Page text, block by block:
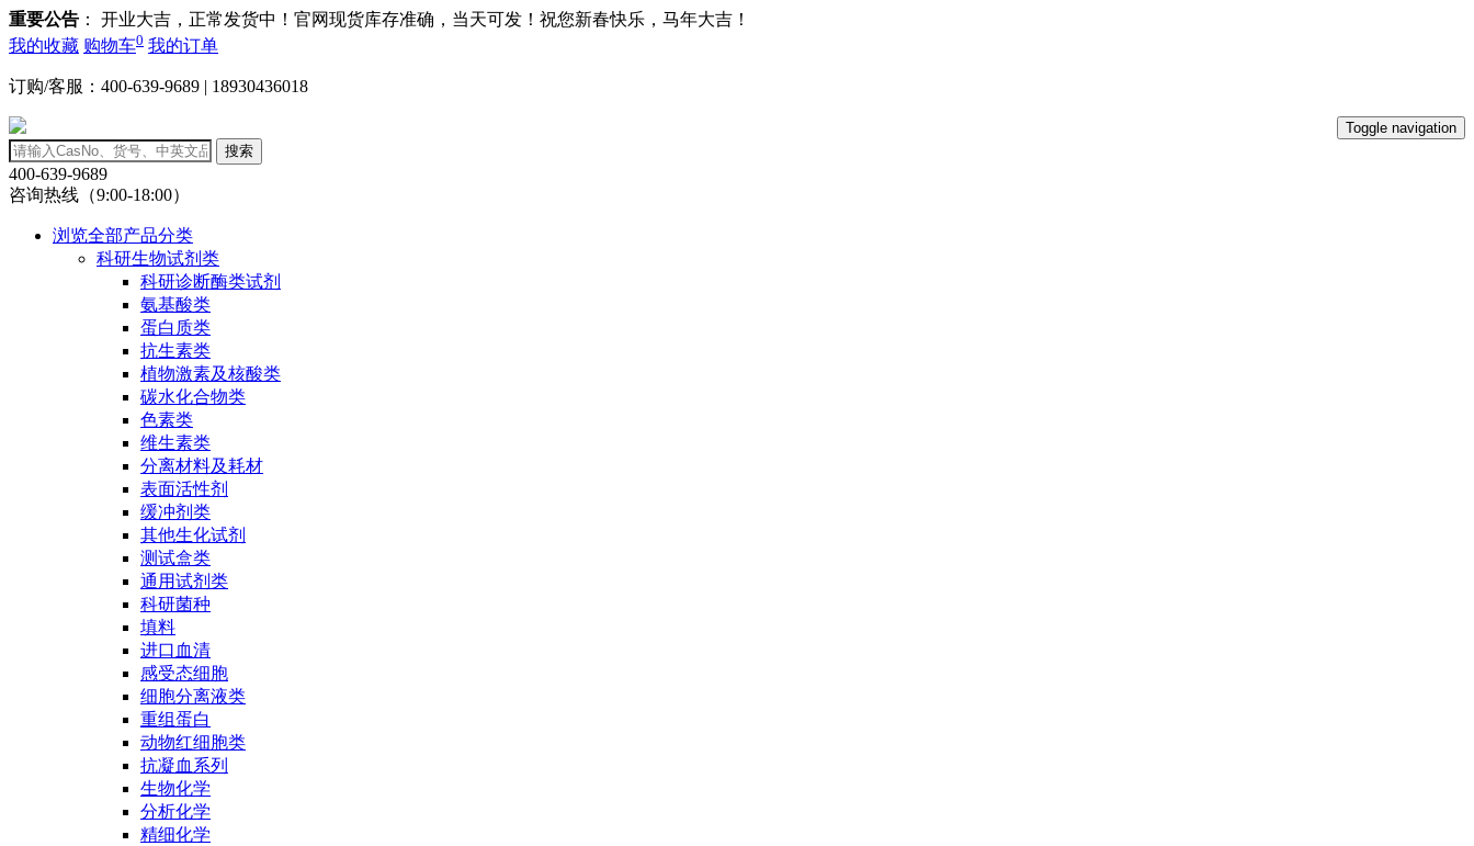
重要公告 ： 开业大吉，正常发货中！官网现货库存准确，当天可发！祝您新春快乐，马年大吉！
我的收藏 购物车0 我的订单
订购/客服：400-639-9689 | 18930436018
Toggle navigation
搜索
400-639-9689
咨询热线（9:00-18:00）
浏览全部产品分类
科研生物试剂类
科研诊断酶类试剂
氨基酸类
蛋白质类
抗生素类
植物激素及核酸类
碳水化合物类
色素类
维生素类
分离材料及耗材
表面活性剂
缓冲剂类
其他生化试剂
测试盒类
通用试剂类
科研菌种
填料
进口血清
感受态细胞
细胞分离液类
重组蛋白
动物红细胞类
抗凝血系列
生物化学
分析化学
精细化学